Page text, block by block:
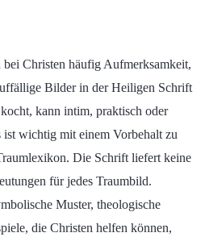
Christen häufig Aufmerksamkeit,
Bilder in der Heiligen Schrift
kann intim, praktisch oder
wichtig mit einem Vorbehalt zu
Die Schrift liefert keine
für jedes Traumbild.
Muster, theologische
die Christen helfen können,